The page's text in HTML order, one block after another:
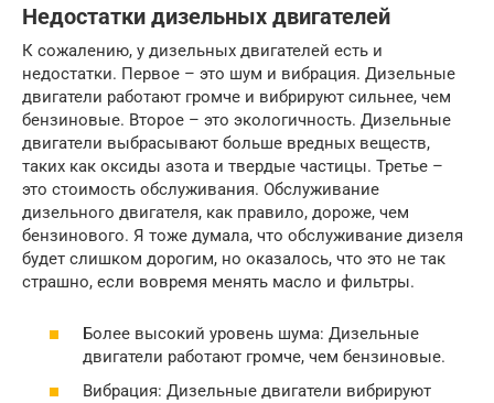
Недостатки дизельных двигателей
К сожалению, у дизельных двигателей есть и
недостатки. Первое – это шум и вибрация. Дизельные
двигатели работают громче и вибрируют сильнее, чем
бензиновые. Второе – это экологичность. Дизельные
двигатели выбрасывают больше вредных веществ,
таких как оксиды азота и твердые частицы. Третье –
это стоимость обслуживания. Обслуживание
дизельного двигателя, как правило, дороже, чем
бензинового. Я тоже думала, что обслуживание дизеля
будет слишком дорогим, но оказалось, что это не так
страшно, если вовремя менять масло и фильтры.
Более высокий уровень шума: Дизельные
двигатели работают громче, чем бензиновые.
Вибрация: Дизельные двигатели вибрируют